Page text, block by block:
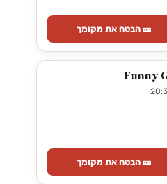
🎫 הבטח את מקומך
🎫 הבטח את מקומך